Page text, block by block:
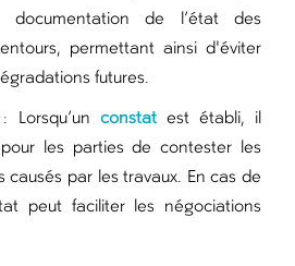
documentation de l’état des
permettant ainsi d'éviter
futures.
: Lorsqu’un constatest établi, il
les parties de contester les
causés par les travaux. En cas de
peut faciliter les négociations